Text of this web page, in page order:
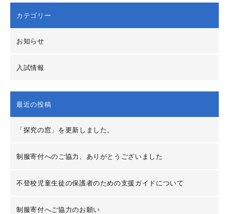
カテゴリー
お知らせ
入試情報
最近の投稿
「探究の窓」を更新しました。
制服寄付へのご協力、ありがとうございました
不登校児童生徒の保護者のための支援ガイドについて
制服寄付へご協力のお願い